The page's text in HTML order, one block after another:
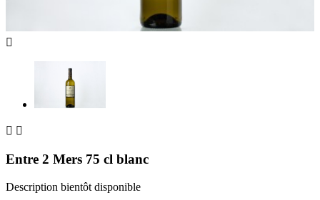

 
Entre 2 Mers 75 cl blanc
Description bientôt disponible